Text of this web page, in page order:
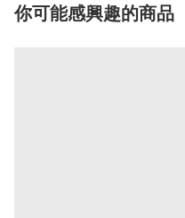
你可能感興趣的商品